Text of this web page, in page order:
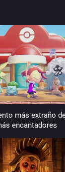
más extraño
encantadores